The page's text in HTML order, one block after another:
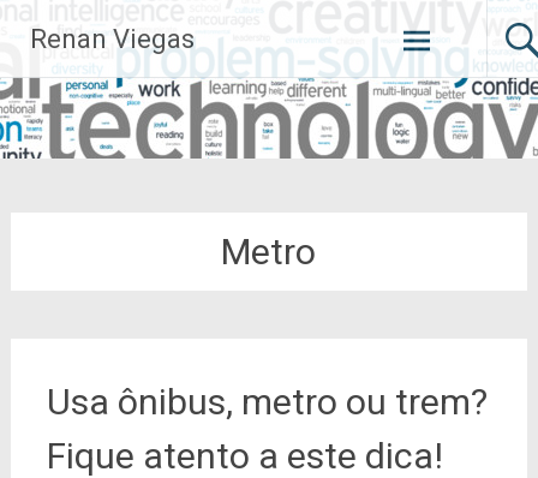
para
o
conteúdo
Renan Viegas
Metro
Usa ônibus, metro ou trem?
Fique atento a este dica!